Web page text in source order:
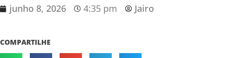
junho 8, 2026 4:35 pm Jairo
COMPARTILHE